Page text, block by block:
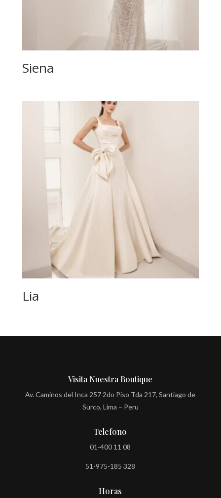
Siena
Lia
Visita Nuestra Boutique
Av. Caminos del Inca 257 2do Piso Tda 217, Santiago de
Surco, Lima – Peru
Telefono
01-400 11 08
51-975-185 328
Horas